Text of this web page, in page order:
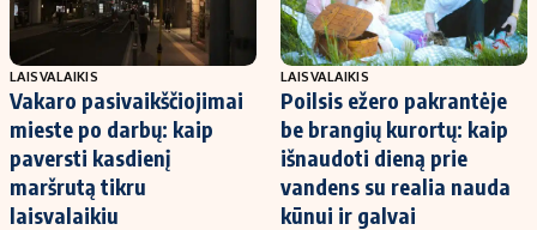
LAISVALAIKIS
Vakaro pasivaikščiojimai
mieste po darbų: kaip
paversti kasdienį
maršrutą tikru
laisvalaikiu
LAISVALAIKIS
Poilsis ežero pakrantėje
be brangių kurortų: kaip
išnaudoti dieną prie
vandens su realia nauda
kūnui ir galvai